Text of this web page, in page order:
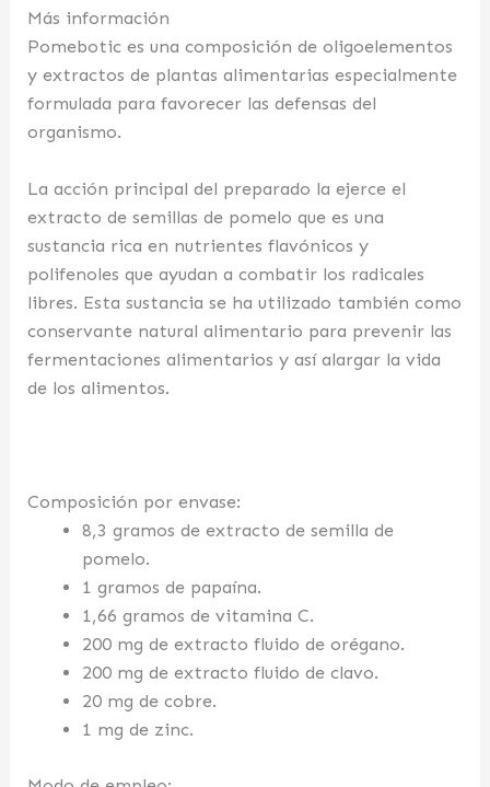
Más información
Pomebotic es una composición de oligoelementos
y extractos de plantas alimentarias especialmente
formulada para favorecer las defensas del
organismo.
La acción principal del preparado la ejerce el
extracto de semillas de pomelo que es una
sustancia rica en nutrientes flavónicos y
polifenoles que ayudan a combatir los radicales
libres. Esta sustancia se ha utilizado también como
conservante natural alimentario para prevenir las
fermentaciones alimentarios y así alargar la vida
de los alimentos.
Composición por envase:
8,3 gramos de extracto de semilla de
pomelo.
1 gramos de papaína.
1,66 gramos de vitamina C.
200 mg de extracto fluido de orégano.
200 mg de extracto fluido de clavo.
20 mg de cobre.
1 mg de zinc.